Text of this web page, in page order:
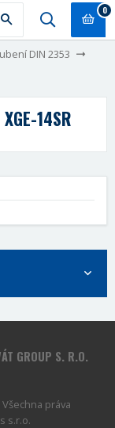
0
DIN 2353
14SR
GROUP S. R.O.
práva
s.r.o.